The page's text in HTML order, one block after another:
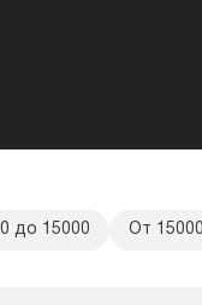
до 15000 От